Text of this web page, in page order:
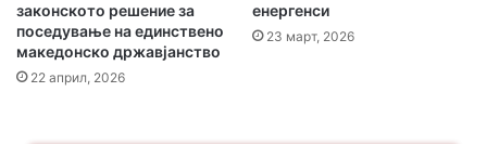
законското решение за
поседување на единствено
македонско државјанство
22 април, 2026
енергенси
23 март, 2026